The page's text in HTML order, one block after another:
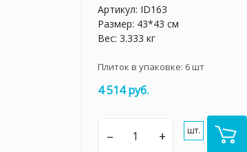
Артикул: ID163
Размер: 43*43 см
Вес: 3.333 кг
Плиток в упаковке: 6шт
4 514 руб.
– + шт.